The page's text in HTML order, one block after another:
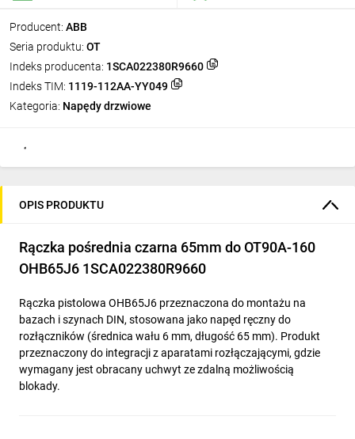
Producent: ABB
Seria produktu: OT
Indeks producenta: 1SCA022380R9660
Indeks TIM: 1119-112AA-YY049
Kategoria: Napędy drzwiowe
OPIS PRODUKTU
Rączka pośrednia czarna 65mm do OT90A-160
OHB65J6 1SCA022380R9660
Rączka pistolowa OHB65J6 przeznaczona do montażu na
bazach i szynach DIN, stosowana jako napęd ręczny do
rozłączników (średnica wału 6 mm, długość 65 mm). Produkt
przeznaczony do integracji z aparatami rozłączającymi, gdzie
wymagany jest obracany uchwyt ze zdalną możliwością
blokady.